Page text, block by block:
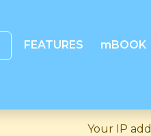
FEATURES mBOOK
Your IP